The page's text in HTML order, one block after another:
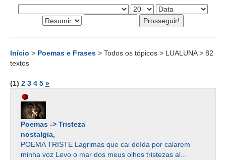
Início > Poemas e Frases > Todos os tópicos > LUALUNA > 82
textos
(1) 2 3 4 5 »
Poemas -> Tristeza
nostalgia,
POEMA TRISTE Lagrimas que cai doída por calarem
minha voz Levo o mar dos meus olhos tristezas al...